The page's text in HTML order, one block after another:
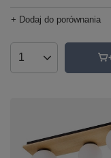
+ Dodaj do porównania
Ilość produktów